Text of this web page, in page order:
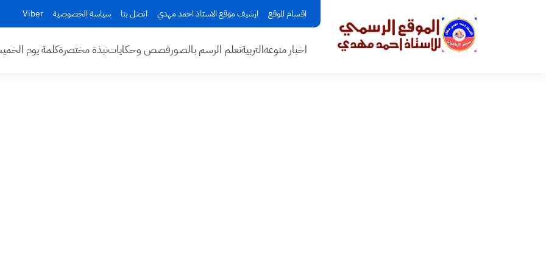
اقسام الموقع ارشيف موقع الاستاذ احمد مهدي اتصل بنا سياسة الخصوصية Viber
اخبار منوعهالتربيةتعلم الرسم بالصورقصص وحكاياتنبذة مختصرةكلمة يوم